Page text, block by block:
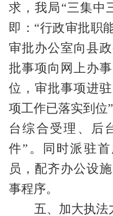
求，我局“三集中
即： “行政审批职
审批办公室向县
批事项向网上办
位，审批事项进
项工作已落实到位
台综合受理、后
件”。同时派驻
员，配齐办公设
事程序。
五、加大执法